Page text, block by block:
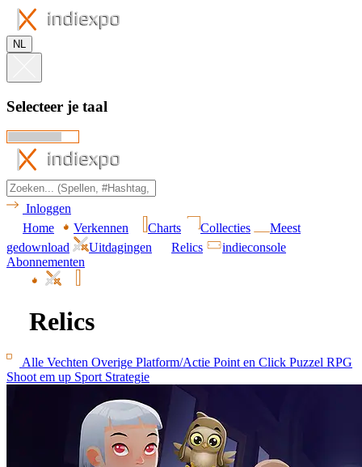
NL
Selecteer je taal
Inloggen
Home
Verkennen Charts Collecties
Meest
gedownload
Uitdagingen Relics
indieconsole
Abonnementen
Relics
Alle Vechten Overige Platform/Actie Point en Click Puzzel RPG
Shoot em up Sport Strategie